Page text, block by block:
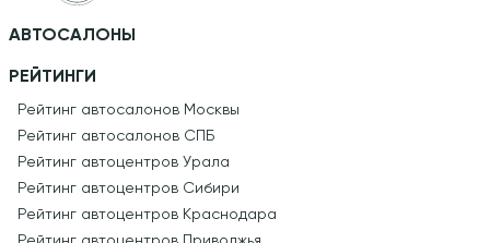
АВТОСАЛОНЫ
РЕЙТИНГИ
Рейтинг автосалонов Москвы
Рейтинг автосалонов СПБ
Рейтинг автоцентров Урала
Рейтинг автоцентров Сибири
Рейтинг автоцентров Краснодара